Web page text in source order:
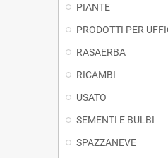
PIANTE
PRODOTTI PER
RASAERBA
RICAMBI
USATO
SEMENTI E BULBI
SPAZZANEVE